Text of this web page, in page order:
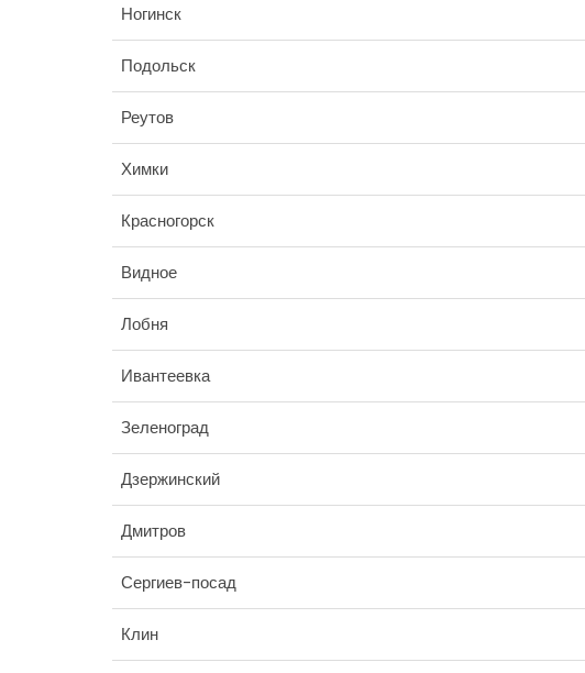
Ногинск
Подольск
Реутов
Химки
Красногорск
Видное
Лобня
Ивантеевка
Зеленоград
Дзержинский
Дмитров
Сергиев-посад
Клин